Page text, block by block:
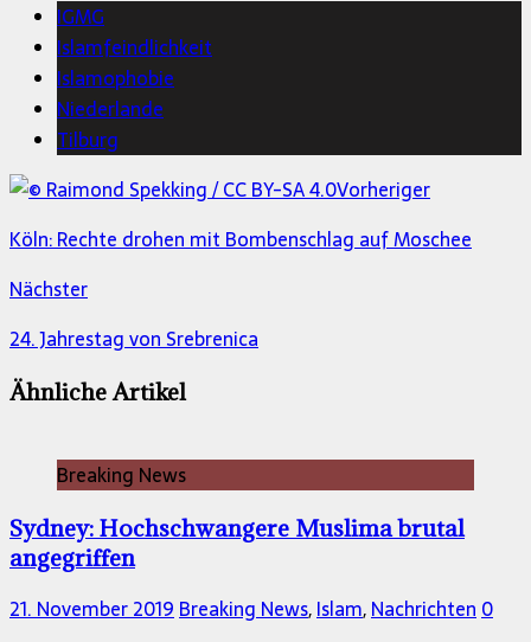
IGMG
Islamfeindlichkeit
Islamophobie
Niederlande
Tilburg
Vorheriger
Köln: Rechte drohen mit Bombenschlag auf Moschee
Nächster
24. Jahrestag von Srebrenica
Ähnliche Artikel
Breaking News
Sydney: Hochschwangere Muslima brutal
angegriffen
21. November 2019Breaking News,Islam,Nachrichten0